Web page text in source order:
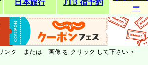
日本旅行 JTB 宿予約
ー
ンク または 画像 を クリック して下さい ＞